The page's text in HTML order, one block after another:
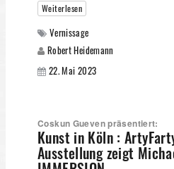
Weiterlesen
Vernissage
Robert Heidemann
22. Mai 2023
Coskun Gueven präsentiert:
Kunst in Köln :
Ausstellung zeigt